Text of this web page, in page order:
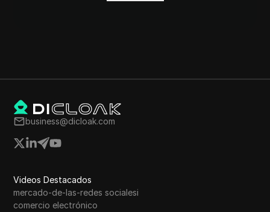
business@dicloak.com
Videos Destacados
mercado-de-las-redes socialesi
comercio electrónico